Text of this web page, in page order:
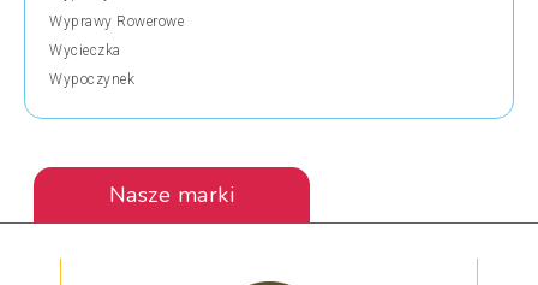
Wyprawy Rowerowe
Wycieczka
Wypoczynek
Nasze marki